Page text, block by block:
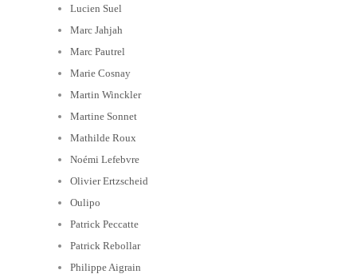
Lucien Suel
Marc Jahjah
Marc Pautrel
Marie Cosnay
Martin Winckler
Martine Sonnet
Mathilde Roux
Noémi Lefebvre
Olivier Ertzscheid
Oulipo
Patrick Peccatte
Patrick Rebollar
Philippe Aigrain